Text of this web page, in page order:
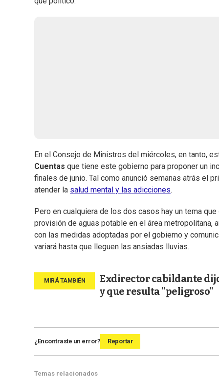
En el Consejo de Ministros del miércoles, en tanto,
Cuentas que tiene este gobierno para proponer un
finales de junio. Tal como anunció semanas atrás el
atender la salud mental y las adicciones.
Pero en cualquiera de los dos casos hay un tema
provisión de aguas potable en el área metropolitana,
con las medidas adoptadas por el gobierno y
variará hasta que lleguen las ansiadas lluvias.
Exdirector cabildante
y que resulta "peligroso"
¿Encontraste un error? Reportar
Temas relacionados